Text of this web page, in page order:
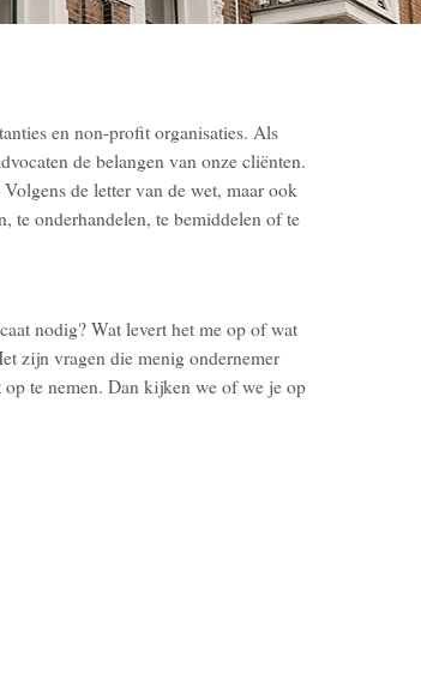
en non-profit organisaties. Als
de belangen van onze cliënten.
de letter van de wet, maar ook
te onderhandelen, te bemiddelen of te
nodig? Wat levert het me op of wat
zijn vragen die menig ondernemer
te nemen. Dan kijken we of we je op